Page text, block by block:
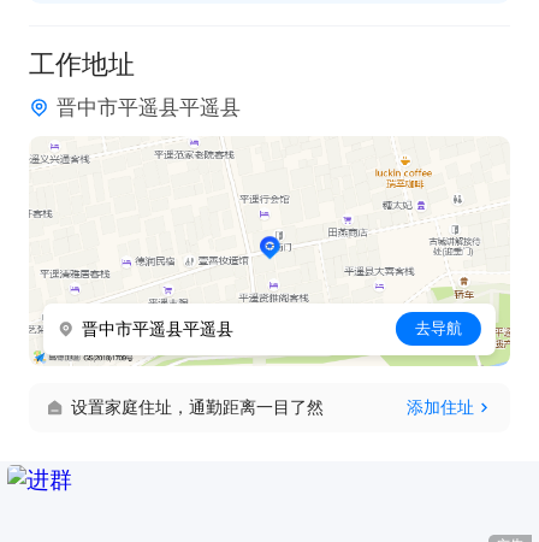
工作地址
晋中市平遥县平遥县
晋中市平遥县平遥县 去导航
设置家庭住址，通勤距离一目了然 添加住址